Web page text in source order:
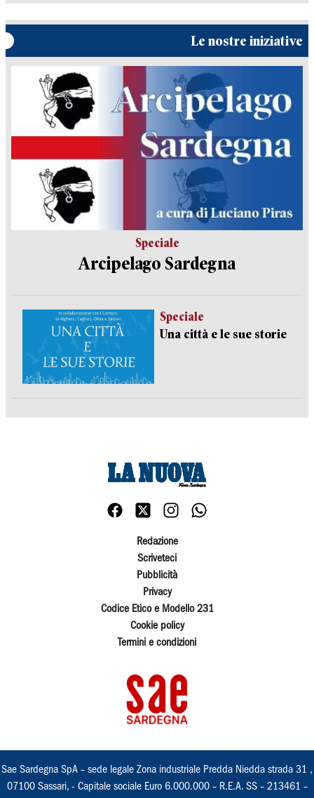
Le nostre iniziative
Speciale
Arcipelago Sardegna
Speciale
Una città e le sue storie
Redazione
Scriveteci
Pubblicità
Privacy
Codice Etico e Modello 231
Cookie policy
Termini e condizioni
Sae Sardegna SpA – sede legale Zona industriale Predda Niedda strada 31 ,
07100 Sassari, - Capitale sociale Euro 6.000.000 – R.E.A. SS – 213461 –